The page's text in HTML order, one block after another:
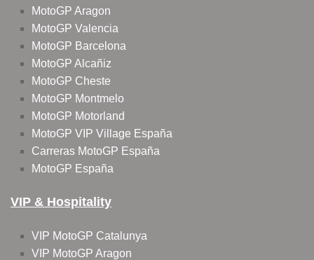
MotoGP Aragon
MotoGP Valencia
MotoGP Barcelona
MotoGP Alcañiz
MotoGP Cheste
MotoGP Montmelo
MotoGP Motorland
MotoGP VIP Village España
Carreras MotoGP España
MotoGP España
VIP & Hospitality
VIP MotoGP Catalunya
VIP MotoGP Aragon